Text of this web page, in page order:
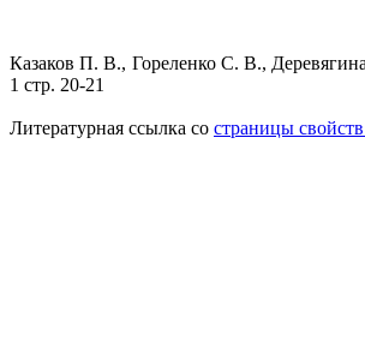
Казаков П. В., Гореленко С. В.,
1 стр. 20-21
Литературная ссылка со страницы